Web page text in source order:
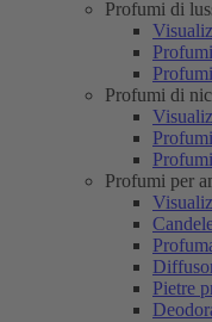
Profumi di
Profumi di
Profumi per
Pietre